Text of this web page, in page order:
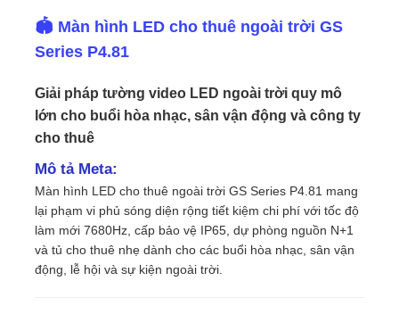
🏟️ Màn hình LED cho thuê ngoài trời GS
Series P4.81
Giải pháp tường video LED ngoài trời quy mô
lớn cho buổi hòa nhạc, sân vận động và công ty
cho thuê
Mô tả Meta:
Màn hình LED cho thuê ngoài trời GS Series P4.81 mang
lại phạm vi phủ sóng diện rộng tiết kiệm chi phí với tốc độ
làm mới 7680Hz, cấp bảo vệ IP65, dự phòng nguồn N+1
và tủ cho thuê nhẹ dành cho các buổi hòa nhạc, sân vận
động, lễ hội và sự kiện ngoài trời.